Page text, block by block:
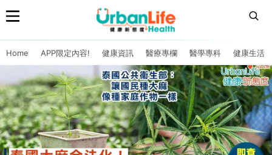
Home APP限定內容! 健康資訊 醫療專欄 醫學專科 健康生活